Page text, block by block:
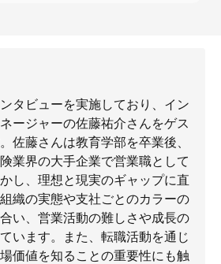
タビューを実施しており、イン
ージャーの佐藤祐介さんをゲス
佐藤さんは教育学部を卒業後、
業界の大手企業で営業職として
し、理想と現実のギャップに直
織の実態や支社ごとのカラーの
い、営業活動の難しさや成長の
います。また、転職活動を通じ
価値を知ることの重要性にも触